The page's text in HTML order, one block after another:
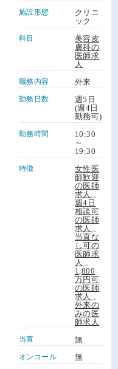
施設形態
クリニ
ック
科目
美容皮
膚科の
医師求
人
職務内容 外来
勤務日数
週5日
(週4日
勤務可)
勤務時間
10:30
～
19:30
特徴
女性医
師歓迎
の医師
求人
週4日
相談可
の医師
求人
当直な
し可の
医師求
人
1,800
万円可
の医師
求人
外来の
みの医
師求人
当直 無
オンコール 無